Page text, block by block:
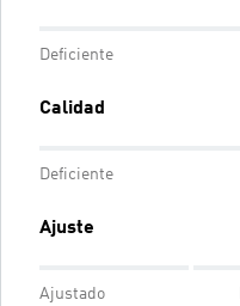
Deficiente
Calidad
Deficiente
Ajuste
Ajustado